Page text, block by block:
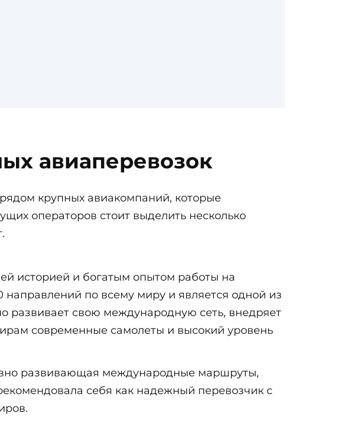
авиаперевозок
крупных авиакомпаний, которые
операторов стоит выделить несколько
историей и богатым опытом работы на
по всему миру и является одной из
развивает свою международную сеть, внедряет
современные самолеты и высокий уровень
развивающая международные маршруты,
себя как надежный перевозчик с